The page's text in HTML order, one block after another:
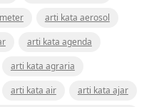
arti kata aerosol
arti kata agenda
arti kata agraria
arti kata air
arti kata ajar